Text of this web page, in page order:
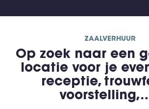
ZAALVERHUUR
Op zoek naar een
locatie voor je
receptie,